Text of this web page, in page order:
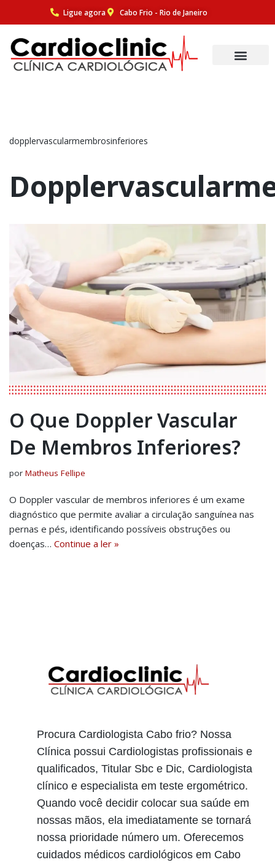
para
o
Ligue agora Cabo Frio - Rio de Janeiro
dopplervascularmembrosinferiores
O Que Doppler Vascular
De Membros Inferiores?
por Matheus Fellipe
O Doppler vascular de membros inferiores é um exame
diagnóstico que permite avaliar a circulação sanguínea nas
pernas e pés, identificando possíveis obstruções ou
doenças… Continue a ler »
Procura Cardiologista Cabo frio? Nossa
Clínica possui Cardiologistas profissionais e
qualificados, Titular Sbc e Dic, Cardiologista
clínico e especialista em teste ergométrico.
Quando você decidir colocar sua saúde em
nossas mãos, ela imediatamente se tornará
nossa prioridade número um. Oferecemos
cuidados médicos cardiológicos em Cabo